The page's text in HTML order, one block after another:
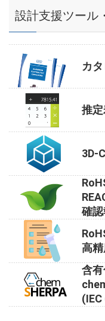
設計支援ツール
カ
推
3D-
確
高
含